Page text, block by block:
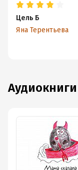
Цель Б
Яна Терентьева
аудиокниги